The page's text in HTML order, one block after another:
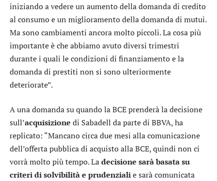
iniziando a vedere un aumento della domanda di credito
al consumo e un miglioramento della domanda di mutui.
Ma sono cambiamenti ancora molto piccoli. La cosa più
importante è che abbiamo avuto diversi trimestri
durante i quali le condizioni di finanziamento e la
domanda di prestiti non si sono ulteriormente
deteriorate”.
A una domanda su quando la BCE prenderà la decisione
sull’acquisizione di Sabadell da parte di BBVA, ha
replicato: “Mancano circa due mesi alla comunicazione
dell’offerta pubblica di acquisto alla BCE, quindi non ci
vorrà molto più tempo. Ladecisione sarà basata su
criteri di solvibilità e prudenzialie sarà comunicata